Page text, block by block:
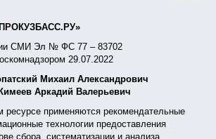
СМИ Эл № ФС 77 – 83702
29.07.2022
Михаил Александрович
Кимеев Аркадий Валерьевич
ресурсе применяются рекомендательные
технологии предоставления
сбора, систематизации и анализа